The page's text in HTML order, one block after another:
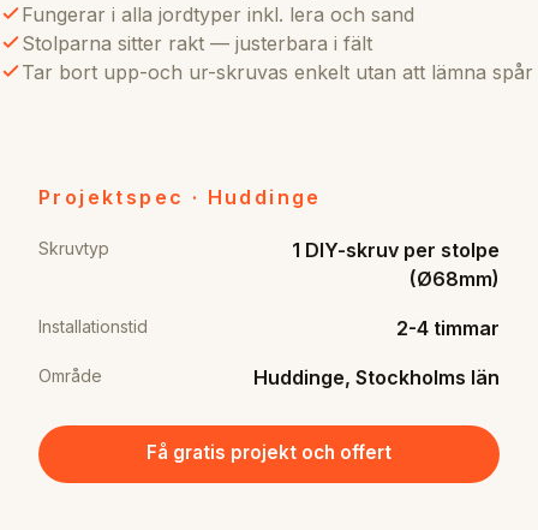
Fungerar i alla jordtyper inkl. lera och sand
Stolparna sitter rakt — justerbara i fält
Tar bort upp-och ur-skruvas enkelt utan att lämna spår
Projektspec · Huddinge
Skruvtyp
1 DIY-skruv per stolpe
(Ø68mm)
Installationstid 2-4 timmar
Område Huddinge, Stockholms län
Få gratis projekt och offert